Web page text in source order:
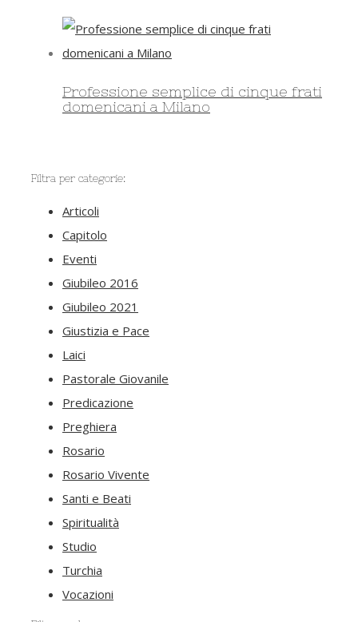
Professione semplice di cinque frati
domenicani a Milano
Filtra per categorie:
Articoli
Capitolo
Eventi
Giubileo 2016
Giubileo 2021
Giustizia e Pace
Laici
Pastorale Giovanile
Predicazione
Preghiera
Rosario
Rosario Vivente
Santi e Beati
Spiritualità
Studio
Turchia
Vocazioni